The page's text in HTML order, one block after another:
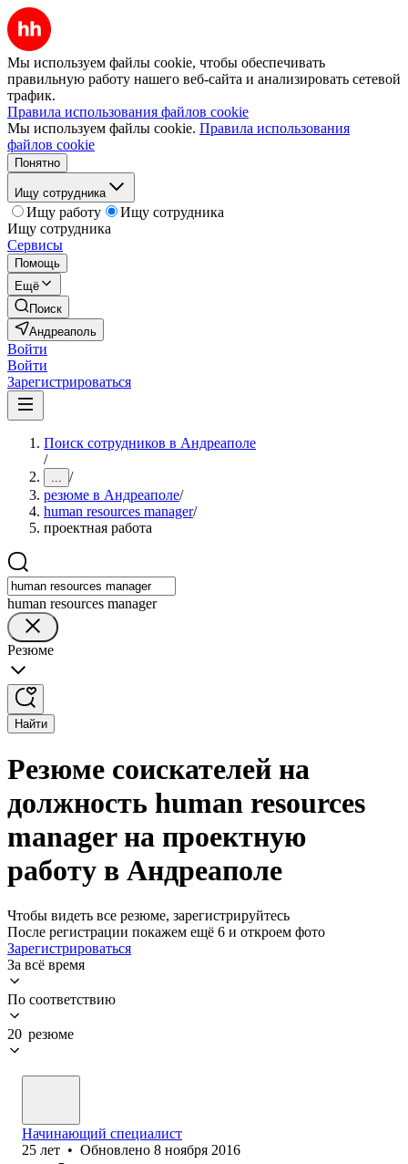
Мы используем файлы cookie, чтобы обеспечивать
правильную работу нашего веб-сайта и анализировать сетевой
трафик.
Правила использования файлов cookie
Мы используем файлы cookie. Правила использования
файлов cookie
Понятно
Ищу сотрудника
Ищу работу
Ищу сотрудника
Ищу сотрудника
Сервисы
Помощь
Ещё
Поиск
Андреаполь
Войти
Войти
Зарегистрироваться
Поиск сотрудников в Андреаполе
/
... /
резюме в Андреаполе/
human resources manager/
проектная работа
human resources manager
Резюме
Найти
Резюме соискателей на
должность human resources
manager на проектную
работу в Андреаполе
Чтобы видеть все резюме, зарегистрируйтесь
После регистрации покажем ещё 6 и откроем фото
Зарегистрироваться
За всё время
По соответствию
20 резюме
Начинающий специалист
25 лет • Обновлено 8 ноября 2016